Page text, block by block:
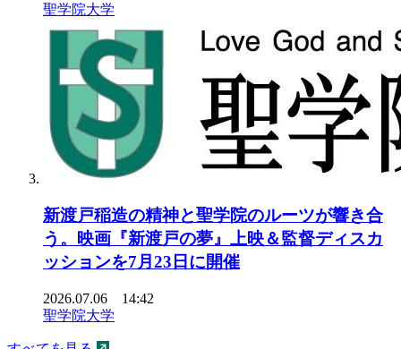
聖学院大学
新渡戸稲造の精神と聖学院のルーツが響き合
う。映画『新渡戸の夢』上映＆監督ディスカ
ッションを7月23日に開催
2026.07.06 14:42
聖学院大学